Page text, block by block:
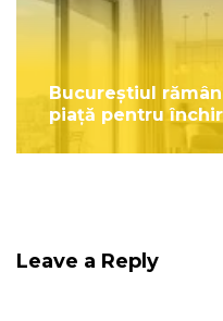
Bucureștiul
piață pentru
Leave a Reply